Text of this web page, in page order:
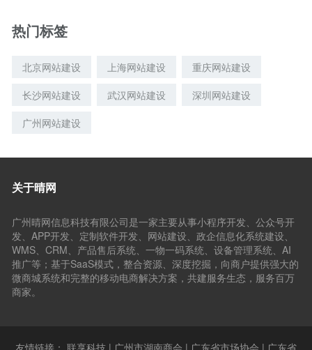
热门标签
北京网站建设 上海网站建设
重庆网站建设
长沙网站建设
武汉网站建设
深圳网站建设
广州网站建设
关于晴网
广州晴网信息科技有限公司是一家主要从事小程序开发、公众号开
发、APP开发、定制软件开发、网站建设、政企信息化系统建设、
WMS、CRM、产品售后系统、一物一码系统、设备管理系统、AI
推广等；基于SaaS模式，整合资源、深度挖掘，向商户提供强大的
微商城系统和完整的移动电商解决方案，共建服务生态，服务百万
商家。